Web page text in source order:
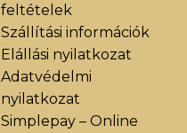
feltételek
Szállítási információk
Elállási nyilatkozat
Adatvédelmi
nyilatkozat
Simplepay – Online